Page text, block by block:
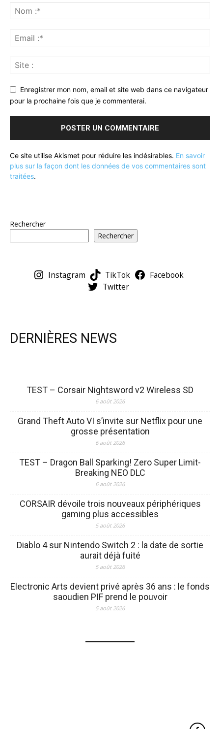
Enregistrer mon nom, email et site web dans ce navigateur
pour la prochaine fois que je commenterai.
Ce site utilise Akismet pour réduire les indésirables. En savoir
plus sur la façon dont les données de vos commentaires sont
traitées.
Rechercher
Rechercher
Instagram TikTok
Facebook
Twitter
DERNIÈRES NEWS
TEST – Corsair Nightsword v2 Wireless SD
6 août 2026
Grand Theft Auto VI s’invite sur Netflix pour une
grosse présentation
6 août 2026
TEST – Dragon Ball Sparking! Zero Super Limit-
Breaking NEO DLC
6 août 2026
CORSAIR dévoile trois nouveaux périphériques
gaming plus accessibles
5 août 2026
Diablo 4 sur Nintendo Switch 2 : la date de sortie
aurait déjà fuité
5 août 2026
Electronic Arts devient privé après 36 ans : le fonds
saoudien PIF prend le pouvoir
5 août 2026